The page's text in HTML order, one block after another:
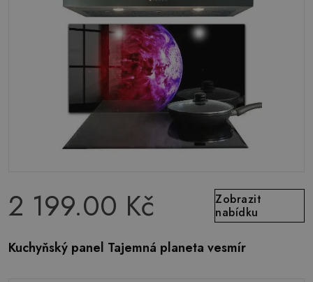
2 199.00 Kč
Zobrazit
nabídku
Kuchyňský panel Tajemná planeta vesmír